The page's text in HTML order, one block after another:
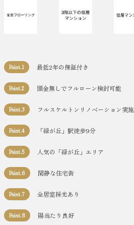
Point.1 最低2年の保証付き
Point.2 頭金無しでフルローン検討可能
Point.3 フルスケルトンリノベーション実施
Point.4 「緑が丘」駅徒歩9分
Point.5 人気の「緑が丘」エリア
Point.6 閑静な住宅街
Point.7 全居室採光あり
Point.8 陽当たり良好